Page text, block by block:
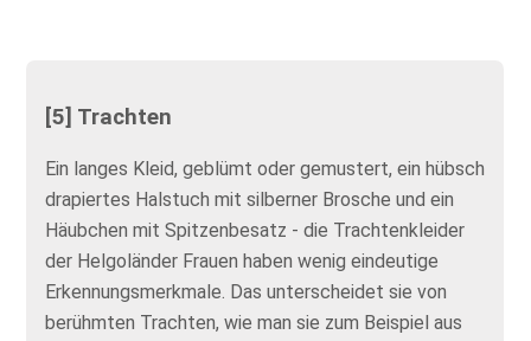
[5] Trachten
Ein langes Kleid, geblümt oder gemustert, ein hübsch
drapiertes Halstuch mit silberner Brosche und ein
Häubchen mit Spitzenbesatz - die Trachtenkleider
der Helgoländer Frauen haben wenig eindeutige
Erkennungsmerkmale. Das unterscheidet sie von
berühmten Trachten, wie man sie zum Beispiel aus